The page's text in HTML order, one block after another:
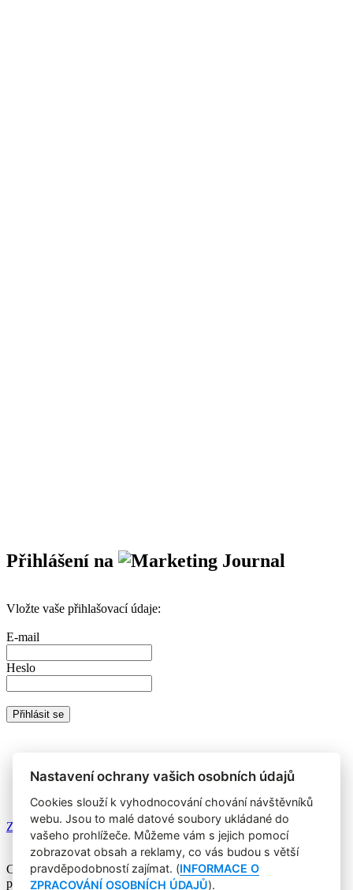
Přihlášení na
Vložte vaše přihlašovací údaje:
E-mail
Heslo
veškerému obsahu Marketing Journalu.
Zapomněli jste heslo?
Copyright © 2004-2020 Focus Agency, s.r.o. Plné znění licenčních
podmínek. ISSN 1803-957X
Nastavení ochrany vašich osobních údajů
Cookies slouží k vyhodnocování chování návštěvníků
webu. Jsou to malé datové soubory ukládané do
vašeho prohlížeče. Můžeme vám s jejich pomocí
zobrazovat obsah a reklamy, co vás budou s větší
pravděpodobností zajímat. (INFORMACE O
ZPRACOVÁNÍ OSOBNÍCH ÚDAJŮ).